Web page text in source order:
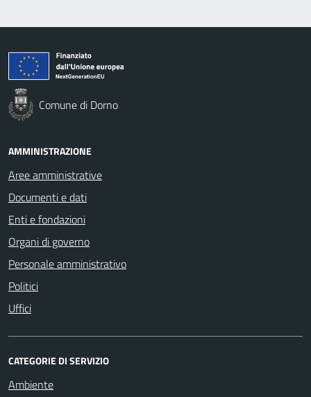
Comune di Dorno
AMMINISTRAZIONE
Aree amministrative
Documenti e dati
Enti e fondazioni
Organi di governo
Personale amministrativo
Politici
Uffici
CATEGORIE DI SERVIZIO
Ambiente